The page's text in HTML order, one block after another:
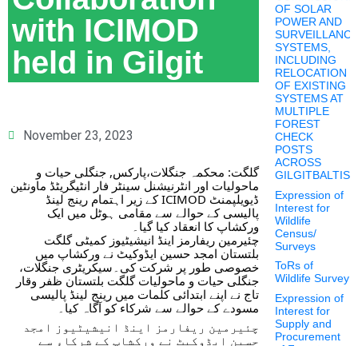
with ICIMOD
held in Gilgit
November 23, 2023
گلگت: محکمہ جنگلات،پارکس, جنگلی حیات و
ماحولیات اور انٹرنیشنل سینٹر فار انٹیگریٹڈ ماونٹین
ڈیویلپمنٹ ICIMOD کے زیر اہتمام رینج لینڈ
پالیسی کے حوالے سے مقامی ہوٹل میں ایک
ورکشاپ کا انعقاد کیا گیا۔
چئیرمین ریفارمز اینڈ انیشیٹیوز کمیٹی گلگت
بلتستان امجد حسین ایڈوکیٹ نے ورکشاپ میں
خصوصی طور پر شرکت کی۔سیکریٹری جنگلات،
جنگلی حیات و ماحولیات گلگت بلتستان ظفر وقار
تاج نے اپنے ابتدائی کلمات میں رینج لینڈ پالیسی
مسودے کے حوالے سے شرکاء کو آگاہ کیا۔
چئیرمین ریفارمز اینڈ انیشیٹیوز امجد
حسین ایڈوکیٹ نے ورکشاپ کے شرکاء سے
OF SOLAR
POWER AND
SURVEILLANCE
SYSTEMS,
INCLUDING
RELOCATION
OF EXISTING
SYSTEMS AT
MULTIPLE
FOREST
CHECK
POSTS
ACROSS
Expression of
Interest for
Wildlife
Census/
Surveys
ToRs of
Wildlife Survey
Expression of
Interest for
Supply and
Procurement